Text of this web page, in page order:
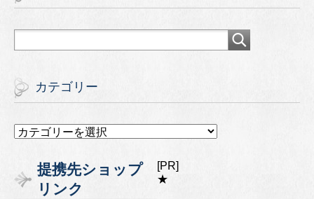
カテゴリー
カ
リ
ー
提携先ショップ
リンク
[PR]
★